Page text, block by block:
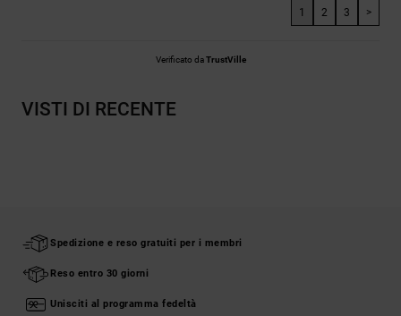
1 2 3 >
Verificato daTrustVille
VISTI DI RECENTE
Spedizione e reso gratuiti per i membri
Reso entro 30 giorni
Unisciti al programma fedeltà